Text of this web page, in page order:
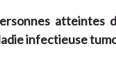
atteintes
infectieuse